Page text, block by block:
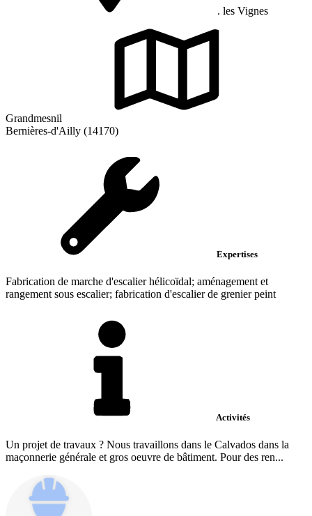
. les Vignes
Grandmesnil
Bernières-d'Ailly (14170)
Expertises
Fabrication de marche d'escalier hélicoïdal; aménagement et
rangement sous escalier; fabrication d'escalier de grenier peint
Activités
Un projet de travaux ? Nous travaillons dans le Calvados dans la
maçonnerie générale et gros oeuvre de bâtiment. Pour des ren...